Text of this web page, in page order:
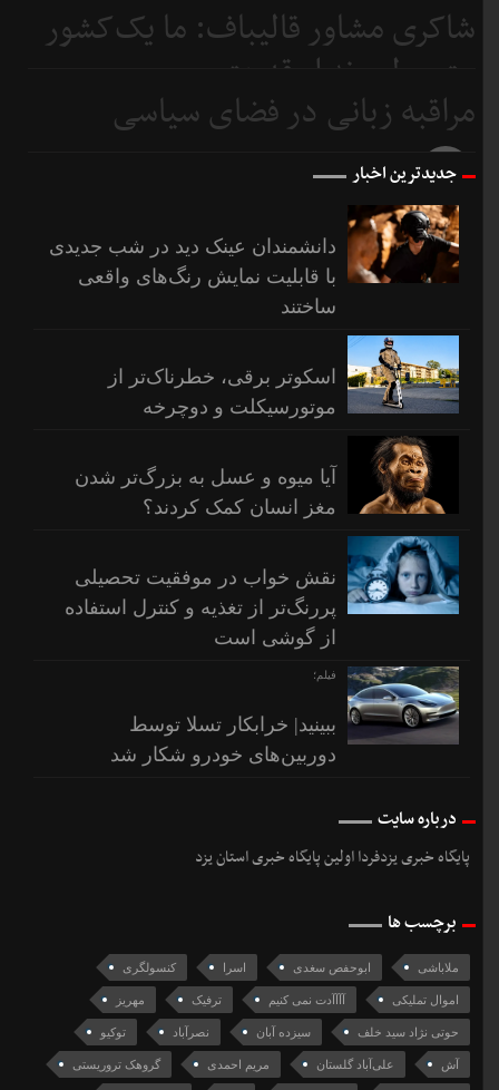
شاکری مشاور قالیباف: ما یک‌کشور
متوسطیم نه ابرقدرت
10 روز
مراقبه زبانی در فضای سیاسی
قبل
جدیدترین اخبار
دانشمندان عینک دید در شب جدیدی
با قابلیت نمایش رنگ‌های واقعی
ساختند
اسکوتر برقی، خطرناک‌تر از
موتورسیکلت و دوچرخه
آیا میوه و عسل به بزرگ‌تر شدن
مغز انسان کمک کردند؟
نقش خواب در موفقیت تحصیلی
پررنگ‌تر از تغذیه و کنترل استفاده
از گوشی است
فیلم؛
ببینید| خرابکار تسلا توسط
دوربین‌های خودرو شکار شد
درباره سایت
پایگاه خبری یزدفردا اولین پایگاه خبری استان یزد
برچسب ها
ملاباشی ابوحفص سغدی اسرا کنسولگری
اموال تملیکی آآآآدت نمى كنيم ترفیک مهریز
حوتی نژاد سید خلف سیزده آبان نصرآباد توکیو
آش علی‌آباد گلستان مریم احمدی گروهک تروریستی